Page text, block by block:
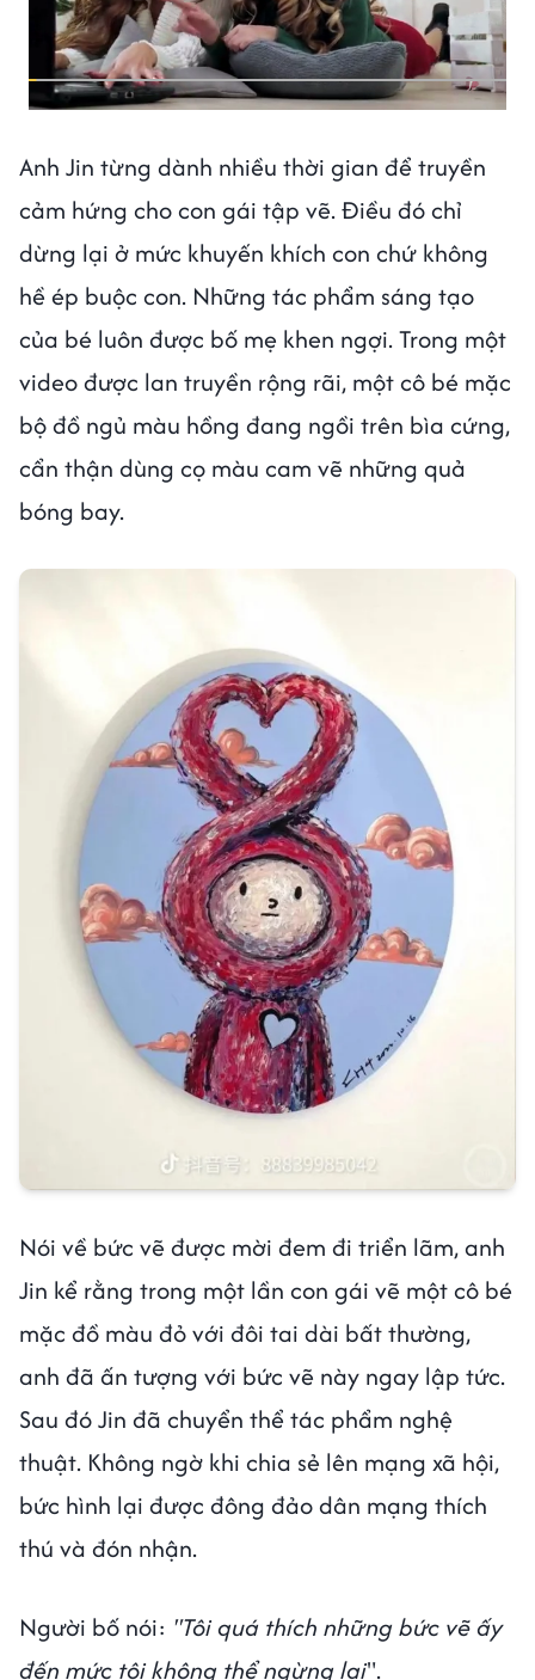
Anh Jin từng dành nhiều thời gian để truyền
cảm hứng cho con gái tập vẽ. Điều đó chỉ
dừng lại ở mức khuyến khích con chứ không
hề ép buộc con. Những tác phẩm sáng tạo
của bé luôn được bố mẹ khen ngợi. Trong một
video được lan truyền rộng rãi, một cô bé mặc
bộ đồ ngủ màu hồng đang ngồi trên bìa cứng,
cẩn thận dùng cọ màu cam vẽ những quả
bóng bay.
Nói về bức vẽ được mời đem đi triển lãm, anh
Jin kể rằng trong một lần con gái vẽ một cô bé
mặc đồ màu đỏ với đôi tai dài bất thường,
anh đã ấn tượng với bức vẽ này ngay lập tức.
Sau đó Jin đã chuyển thể tác phẩm nghệ
thuật. Không ngờ khi chia sẻ lên mạng xã hội,
bức hình lại được đông đảo dân mạng thích
thú và đón nhận.
Người bố nói: "Tôi quá thích những bức vẽ ấy
đến mức tôi không thể ngừng lại".